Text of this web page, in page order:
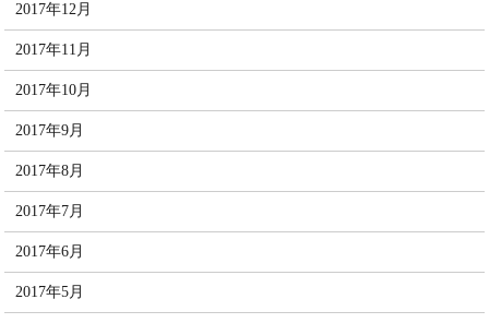
2017年12月
2017年11月
2017年10月
2017年9月
2017年8月
2017年7月
2017年6月
2017年5月